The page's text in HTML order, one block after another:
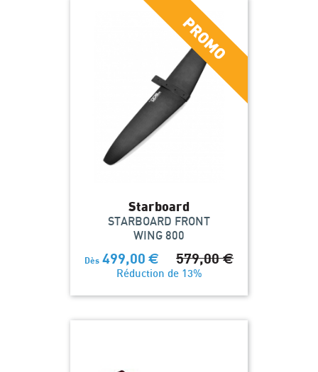
Starboard
STARBOARD FRONT
WING 800
Dès 499,00 € 579,00€
Réduction de 13%